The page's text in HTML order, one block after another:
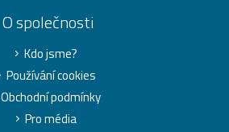
O společnosti
Kdo jsme?
Používání cookies
Obchodní podmínky
Pro média